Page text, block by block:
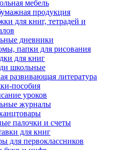
мебель
продукция
для книг, тетрадей и
дневники
папки для рисования
для книг
школьные
развивающая литература
пособия
уроков
журналы
палочки и счеты
для книг
для первоклассников